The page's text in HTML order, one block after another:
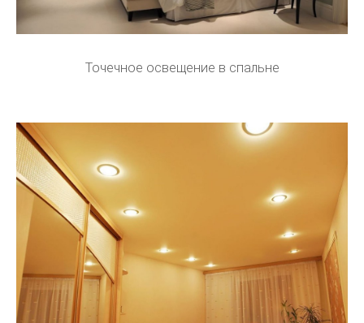
Точечное освещение в спальне